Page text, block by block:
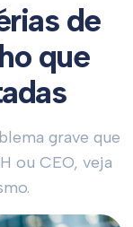
de
que
grave que
ou CEO, veja